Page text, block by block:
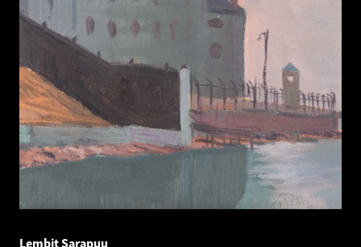
Lembit Sarapuu